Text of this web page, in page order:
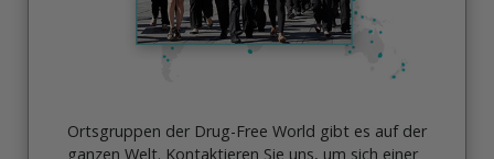
Ortsgruppen der Drug-Free World gibt es auf der
ganzen Welt. Kontaktieren Sie uns, um sich einer